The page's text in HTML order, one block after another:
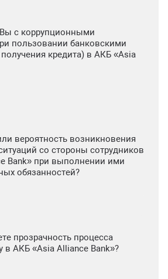
с коррупционными
пользовании банковскими
кредита) в АКБ «Asia
вероятность возникновения
со стороны сотрудников
Bank» при выполнении ими
обязанностей?
прозрачность процесса
в АКБ «Asia Alliance Bank»?